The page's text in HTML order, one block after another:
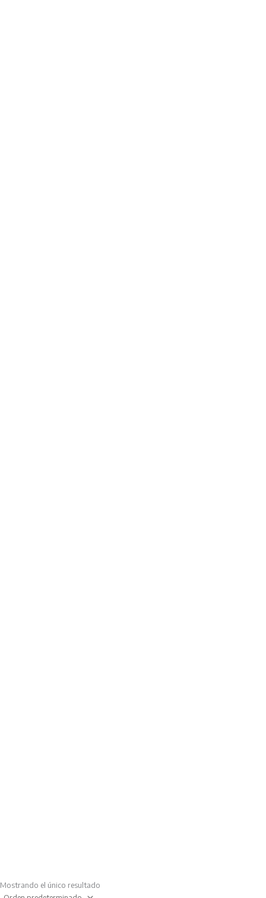
Mostrando el único resultado